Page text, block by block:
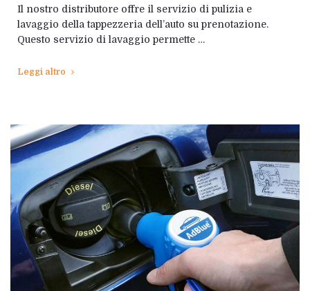
Il nostro distributore offre il servizio di pulizia e
lavaggio della tappezzeria dell’auto su prenotazione.
Questo servizio di lavaggio permette …
Leggi altro